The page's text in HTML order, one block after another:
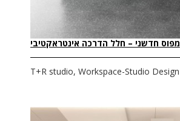
T+R studio, Workspace-Studio Design
חדשני – חלל הדרכה אינטראקטיבי